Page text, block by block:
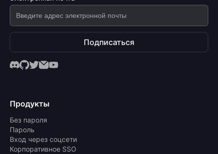
Подписаться
Продукты
Без пароля
Пароль
Вход через соцсети
Корпоративное SSO